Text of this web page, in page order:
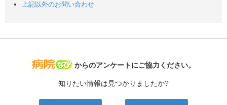
上記以外のお問い合わせ
病院なび
からのアンケートにご協力ください。
知りたい情報は見つかりましたか?